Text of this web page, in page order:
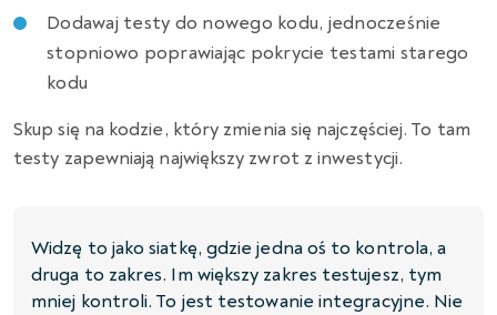
Dodawaj testy do nowego kodu, jednocześnie
stopniowo poprawiając pokrycie testami starego
kodu
Skup się na kodzie, który zmienia się najczęściej. To tam
testy zapewniają największy zwrot z inwestycji.
Widzę to jako siatkę, gdzie jedna oś to kontrola, a
druga to zakres. Im większy zakres testujesz, tym
mniej kontroli. To jest testowanie integracyjne. Nie